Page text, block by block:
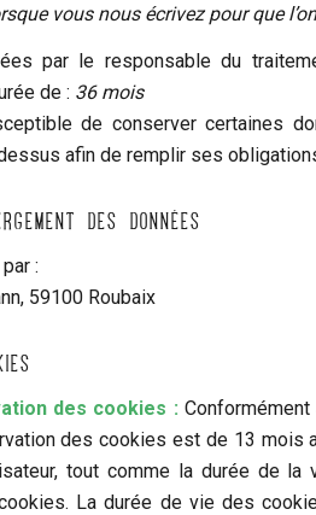
vous nous écrivez pour que
par le responsable du
de : 36 mois
de conserver certaines
afin de remplir ses
des données
:
59100 Roubaix
des cookies :
des cookies est de 13 mois
tout comme la durée de la
La durée de vie des